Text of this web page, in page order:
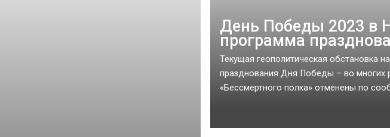
День Победы 2023 в
программа
Текущая геополитическая обстановка
празднования Дня Победы – во многих
«Бессмертного полка» отменены по